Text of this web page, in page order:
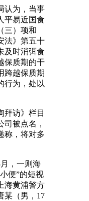
为，当事
平易近国食
三）项和
法》第五十
及时消弭食
保质期的干
跨越保质期
行为，处以
访》栏目
司被点名，
称，将对多
，一则海
便”的短视
海黄浦警方
某（男，17